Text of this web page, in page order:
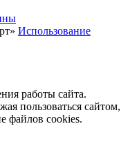
Использование
работы сайта.
пользоваться сайтом,
файлов cookies.